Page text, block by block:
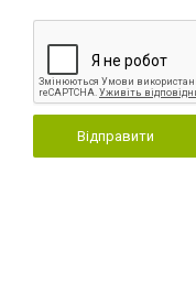
Відправити